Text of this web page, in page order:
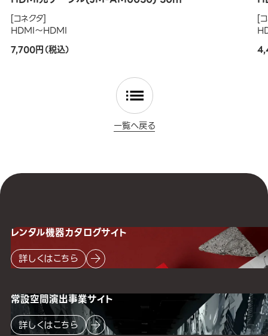
[コネクタ]
HDMI～HDMI
7,700円（税込）
[
一覧へ戻る
レンタル機器カタログサイト
詳しくはこちら
常設空間演出事業サイト
詳しくはこちら